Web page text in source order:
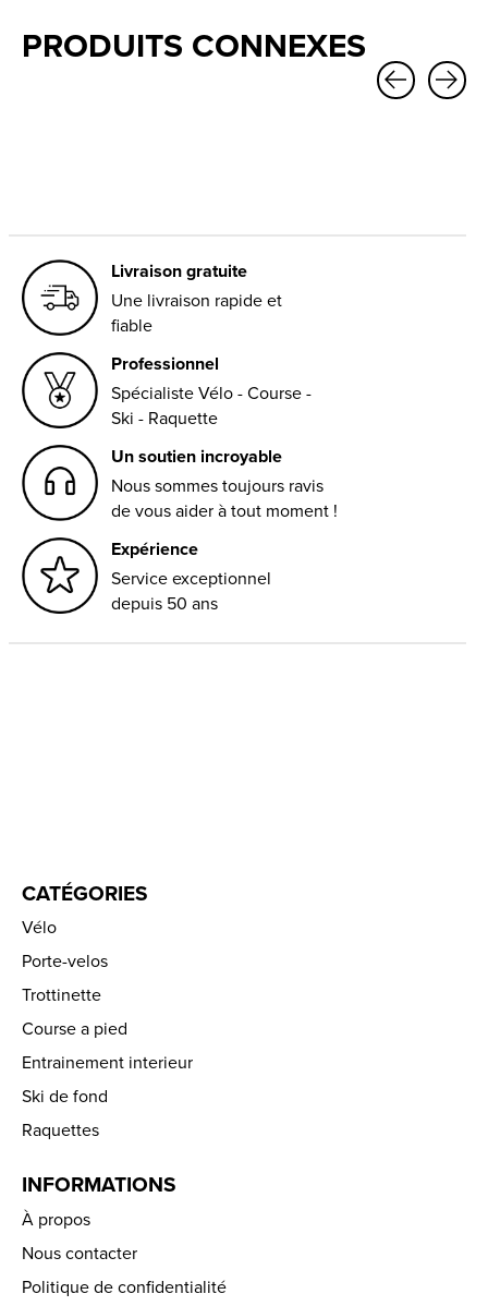
PRODUITS CONNEXES
Livraison gratuite
Une livraison rapide et
fiable
Professionnel
Spécialiste Vélo - Course -
Ski - Raquette
Un soutien incroyable
Nous sommes toujours ravis
de vous aider à tout moment !
Expérience
Service exceptionnel
depuis 50 ans
CATÉGORIES
Vélo
Porte-velos
Trottinette
Course a pied
Entrainement interieur
Ski de fond
Raquettes
INFORMATIONS
À propos
Nous contacter
Politique de confidentialité